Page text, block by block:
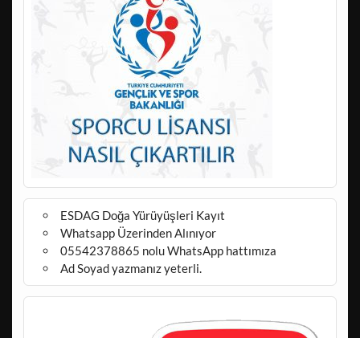
ESDAG Doğa Yürüyüşleri Kayıt
Whatsapp Üzerinden Alınıyor
05542378865 nolu WhatsApp hattımıza
Ad Soyad yazmanız yeterli.